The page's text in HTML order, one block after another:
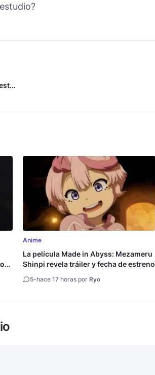
Anime
La película Made in Abyss: Mezameru
Shinpi revela tráiler y fecha de estreno
5-hace 17 horas por Ryo